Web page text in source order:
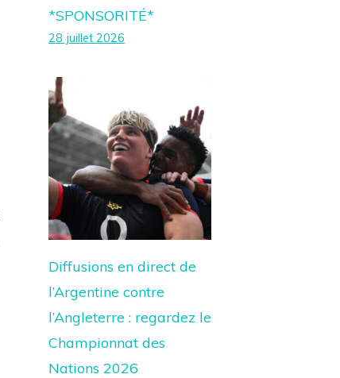
*SPONSORITÉ*
28 juillet 2026
Diffusions en direct de
l’Argentine contre
l’Angleterre : regardez le
Championnat des
Nations 2026